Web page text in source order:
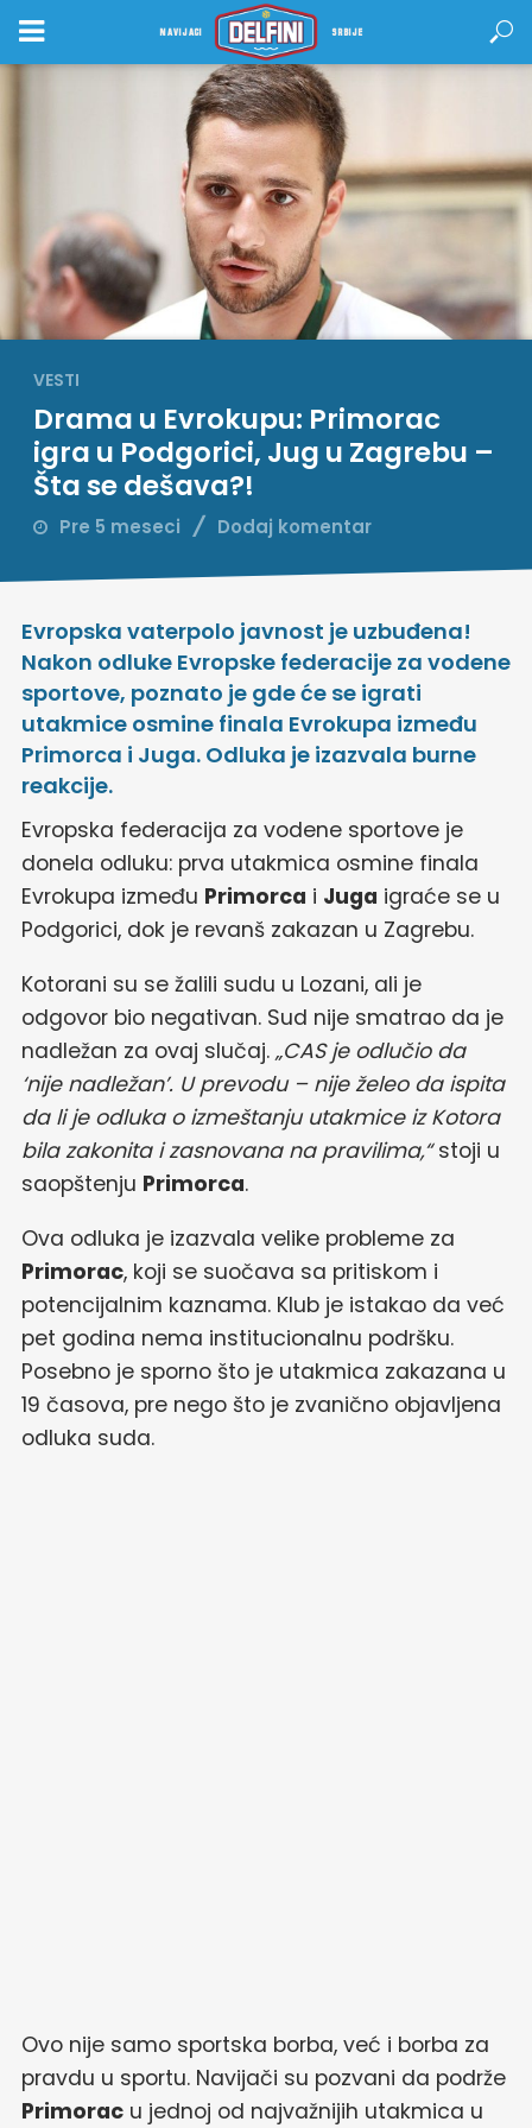
NAVIJACI SRBIJE
VESTI
Drama u Evrokupu: Primorac
igra u Podgorici, Jug u Zagrebu –
Šta se dešava?!
Pre 5 meseci Dodaj komentar
Evropska vaterpolo javnost je uzbuđena!
Nakon odluke Evropske federacije za vodene
sportove, poznato je gde će se igrati
utakmice osmine finala Evrokupa između
Primorca i Juga. Odluka je izazvala burne
reakcije.
Evropska federacija za vodene sportove je
donela odluku: prva utakmica osmine finala
Evrokupa između Primorca i Juga igraće se u
Podgorici, dok je revanš zakazan u Zagrebu.
Kotorani su se žalili sudu u Lozani, ali je
odgovor bio negativan. Sud nije smatrao da je
nadležan za ovaj slučaj. „CAS je odlučio da
‘nije nadležan’. U prevodu – nije želeo da ispita
da li je odluka o izmeštanju utakmice iz Kotora
bila zakonita i zasnovana na pravilima,“stoji u
saopštenju Primorca.
Ova odluka je izazvala velike probleme za
Primorac, koji se suočava sa pritiskom i
potencijalnim kaznama. Klub je istakao da već
pet godina nema institucionalnu podršku.
Posebno je sporno što je utakmica zakazana u
19 časova, pre nego što je zvanično objavljena
odluka suda.
Ovo nije samo sportska borba, već i borba za
pravdu u sportu. Navijači su pozvani da podrže
Primorac u jednoj od najvažnijih utakmica u